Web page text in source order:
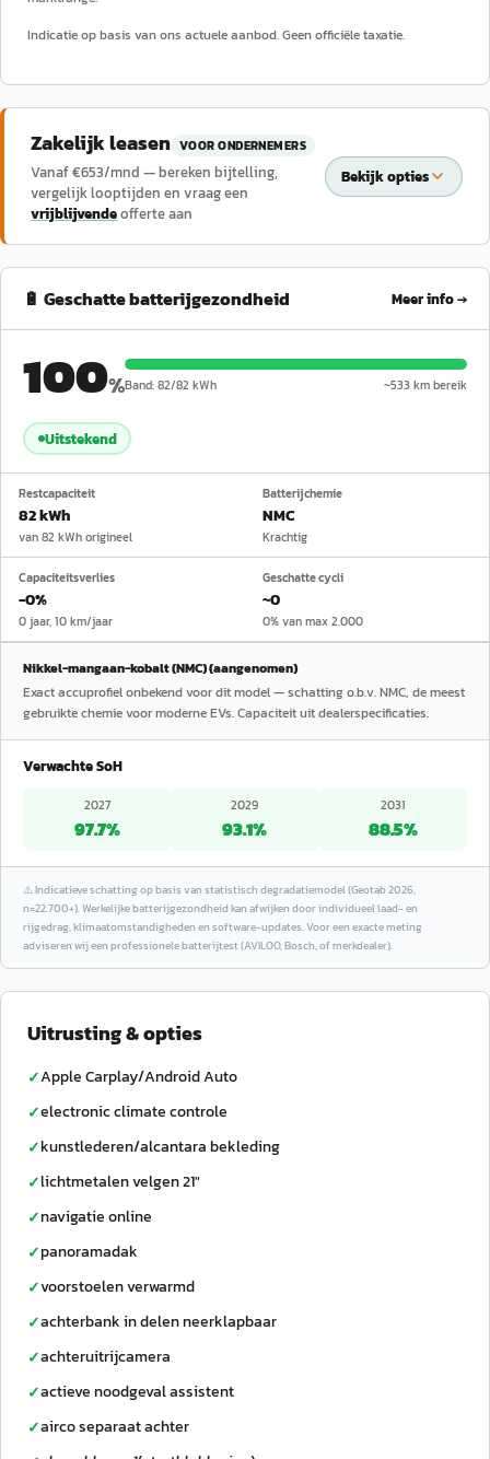
Indicatie op basis van ons actuele aanbod. Geen officiële taxatie.
Zakelijk leasen VOOR ONDERNEMERS
Vanaf €653/mnd — bereken bijtelling,
vergelijk looptijden en vraag een
vrijblijvendeofferte aan
Bekijk opties
🔋 Geschatte batterijgezondheid Meer info →
100%Band:82/82 kWh ~533km bereik
Uitstekend
Restcapaciteit
82 kWh
van 82 kWh origineel
Batterijchemie
NMC
Krachtig
Capaciteitsverlies
−0%
0 jaar, 10 km/jaar
Geschatte cycli
~0
0% van max 2.000
Nikkel-mangaan-kobalt (NMC) (aangenomen)
Exact accuprofiel onbekend voor dit model — schatting o.b.v. NMC, de meest
gebruikte chemie voor moderne EVs. Capaciteit uit dealerspecificaties.
Verwachte SoH
2027
97.7%
2029
93.1%
2031
88.5%
⚠️Indicatieve schatting op basis van statistisch degradatiemodel (Geotab 2026,
n=22.700+). Werkelijke batterijgezondheid kan afwijken door individueel laad- en
rijgedrag, klimaatomstandigheden en software-updates. Voor een exacte meting
adviseren wij een professionele batterijtest (AVILOO, Bosch, of merkdealer).
Uitrusting & opties
✓Apple Carplay/Android Auto
✓electronic climate controle
✓kunstlederen/alcantara bekleding
✓lichtmetalen velgen 21"
✓navigatie online
✓panoramadak
✓voorstoelen verwarmd
✓achterbank in delen neerklapbaar
✓achteruitrijcamera
✓actieve noodgeval assistent
✓airco separaat achter